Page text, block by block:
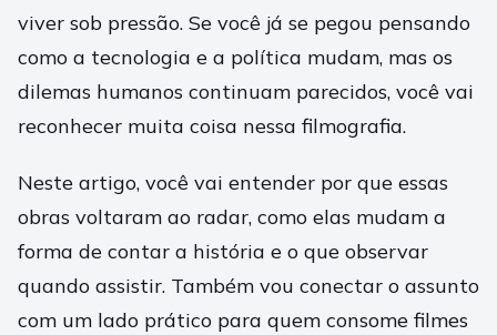
viver sob pressão. Se você já se pegou pensando
como a tecnologia e a política mudam, mas os
dilemas humanos continuam parecidos, você vai
reconhecer muita coisa nessa filmografia.
Neste artigo, você vai entender por que essas
obras voltaram ao radar, como elas mudam a
forma de contar a história e o que observar
quando assistir. Também vou conectar o assunto
com um lado prático para quem consome filmes